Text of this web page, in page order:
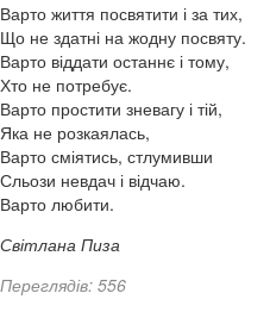
Варто життя посвятити і за тих,
Що не здатні на жодну посвяту.
Варто віддати останнє і тому,
Хто не потребує.
Варто простити зневагу і тій,
Яка не розкаялась,
Варто сміятись, стлумивши
Сльози невдач і відчаю.
Варто любити.
Світлана Пиза
Переглядів: 556